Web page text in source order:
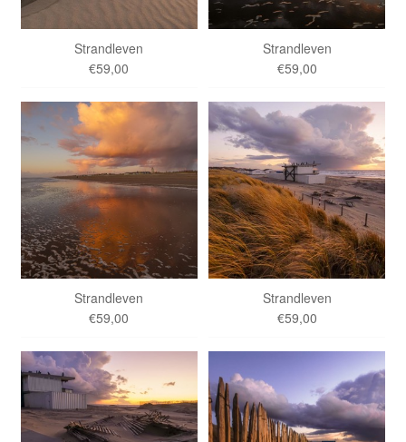
Strandleven
€59,00
Strandleven
€59,00
Strandleven
€59,00
Strandleven
€59,00